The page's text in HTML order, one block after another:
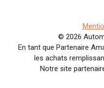
© 2026
En tant que Partenaire
les achats
Notre site